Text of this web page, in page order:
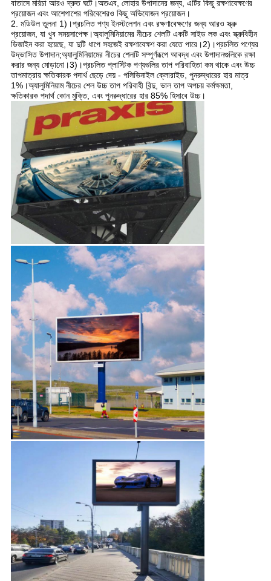
বাতাসে মরিচা আরও দ্রুত ঘটে।অতএব, লোহার উপাদানের জন্য, এটির কিছু রক্ষণাবেক্ষণের
প্রয়োজন এবং আশেপাশের পরিবেশেরও কিছু অভিযোজন প্রয়োজন।
2. মডিউল তুলনা 1)।প্রচলিত পণ্য ইনস্টলেশন এবং রক্ষণাবেক্ষণের জন্য আরও স্ক্রু
প্রয়োজন, যা খুব সময়সাপেক্ষ।অ্যালুমিনিয়ামের নীচের শেলটি একটি সাইড লক এবং স্ক্রুবিহীন
ডিজাইন করা হয়েছে, যা দুটি ধাপে সহজেই রক্ষণাবেক্ষণ করা যেতে পারে।2)।প্রচলিত পণ্যের
উদ্ভাসিত উপাদান;অ্যালুমিনিয়ামের নীচের শেলটি সম্পূর্ণরূপে আবদ্ধ এবং উপাদানগুলিকে রক্ষা
করার জন্য মোড়ানো।3)।প্রচলিত প্লাস্টিক পণ্যগুলির তাপ পরিবাহিতা কম থাকে এবং উচ্চ
তাপমাত্রায় ক্ষতিকারক পদার্থ ছেড়ে দেয় - পলিভিনাইল ক্লোরাইড, পুনরুদ্ধারের হার মাত্র
1%।অ্যালুমিনিয়াম নীচের শেল উচ্চ তাপ পরিবাহী বিন্দু, ভাল তাপ অপচয় কর্মক্ষমতা,
ক্ষতিকারক পদার্থ কোন মুক্তি, এবং পুনরুদ্ধারের হার 85% হিসাবে উচ্চ।